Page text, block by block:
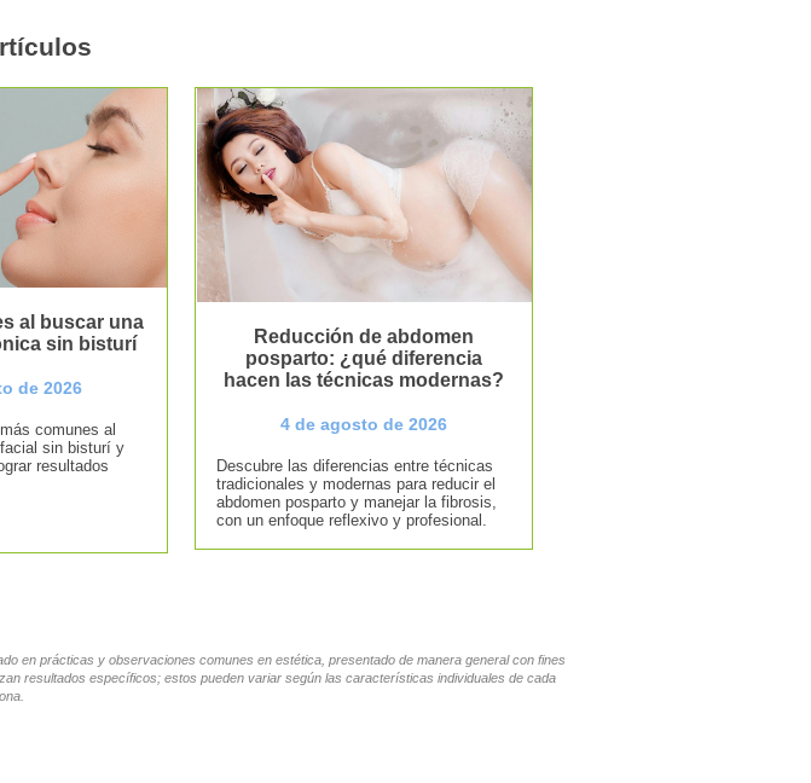
al buscar una
sin bisturí
de 2026
comunes al
sin bisturí y
resultados
Reducción de abdomen
posparto: ¿qué diferencia
hacen las técnicas modernas?
4 de agosto de 2026
Descubre las diferencias entre técnicas
tradicionales y modernas para reducir el
abdomen posparto y manejar la fibrosis,
con un enfoque reflexivo y profesional.
en prácticas y observaciones comunes en estética, presentado de manera general con fines
resultados específicos; estos pueden variar según las características individuales de cada